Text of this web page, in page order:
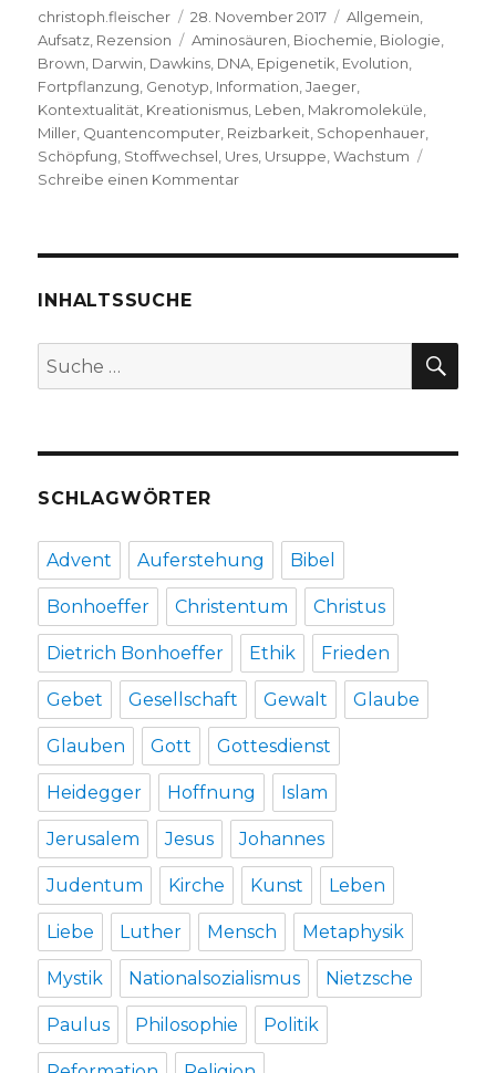
Autor
christoph.fleischer
Veröffentlicht
am
28. November 2017 Kategorien
Allgemein,
Aufsatz, Rezension Schlagwörter
Aminosäuren, Biochemie, Biologie,
Brown, Darwin, Dawkins, DNA, Epigenetik, Evolution,
Fortpflanzung, Genotyp, Information,Jaeger,
Kontextualität, Kreationismus, Leben, Makromoleküle,
Miller, Quantencomputer, Reizbarkeit, Schopenhauer,
Schöpfung, Stoffwechsel, Ures, Ursuppe,Wachstum
Schreibe einen Kommentarzu
2017
INHALTSSUCHE
Suche
nach:
SCHLAGWÖRTER
Advent Auferstehung Bibel
Bonhoeffer Christentum Christus
Dietrich Bonhoeffer Ethik Frieden
Gebet Gesellschaft Gewalt Glaube
Glauben Gott Gottesdienst
Heidegger Hoffnung Islam
Jerusalem Jesus Johannes
Judentum Kirche Kunst Leben
Liebe Luther Mensch Metaphysik
Mystik Nationalsozialismus Nietzsche
Paulus Philosophie Politik